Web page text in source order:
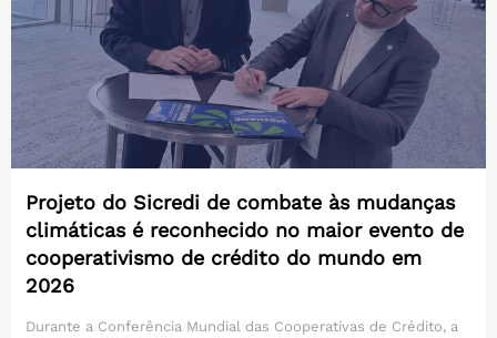
Projeto do Sicredi de combate às mudanças
climáticas é reconhecido no maior evento de
cooperativismo de crédito do mundo em
2026
Durante a Conferência Mundial das Cooperativas de Crédito, a